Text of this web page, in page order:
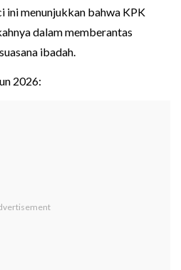
ini menunjukkan bahwa KPK
dalam memberantas
ibadah.
2026: